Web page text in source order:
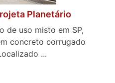
Planetário
de uso misto em SP,
concreto corrugado
...